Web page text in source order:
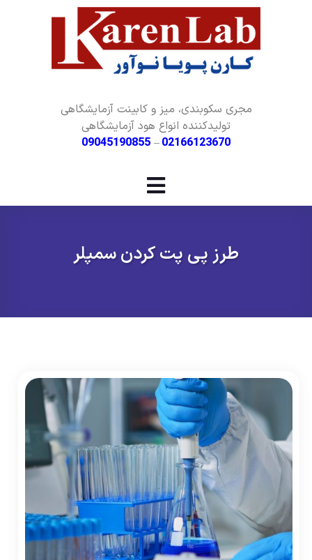
مجری سکوبندی، میز و کابینت آزمایشگاهی
تولیدکننده انواع هود آزمایشگاهی
02166123670
–
09045190855
طرز پی پت کردن سمپلر